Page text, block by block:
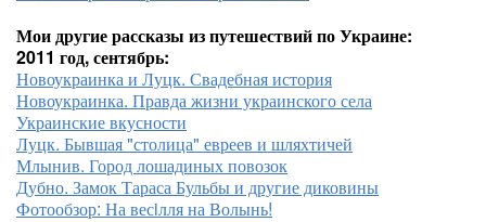
Мои другие рассказы из путешествий по Украине:
2011 год, сентябрь:
Новоукраинка и Луцк. Свадебная история
Новоукраинка. Правда жизни украинского села
Украинские вкусности
Луцк. Бывшая "столица" евреев и шляхтичей
Млынив. Город лошадиных повозок
Дубно. Замок Тараса Бульбы и другие диковины
Фотообзор: На весiлля на Волынь!